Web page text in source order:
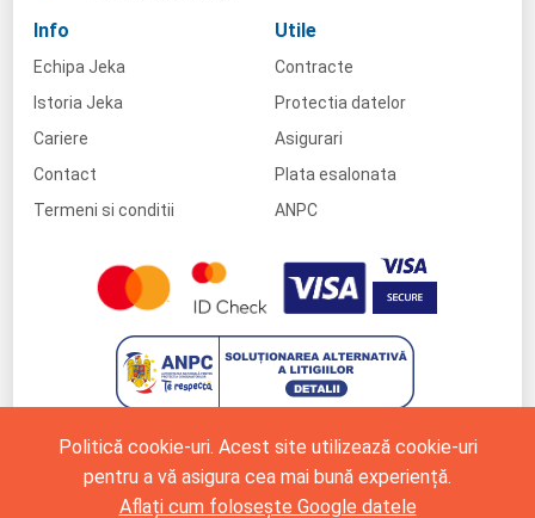
Politică cookie-uri. Acest site utilizează cookie-uri
pentru a vă asigura cea mai bună experiență.
Aflați cum folosește Google datele
Info
Echipa Jeka
Istoria Jeka
Cariere
Contact
Termeni si conditii
Utile
Contracte
Protectia datelor
Asigurari
Plata esalonata
ANPC